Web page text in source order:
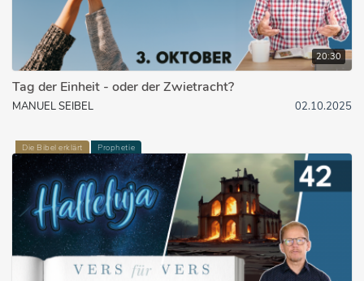
20:30
Tag der Einheit - oder der Zwietracht?
MANUEL SEIBEL 02.10.2025
Die Bibel erklärt Prophetie